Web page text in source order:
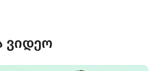
ვიდეო